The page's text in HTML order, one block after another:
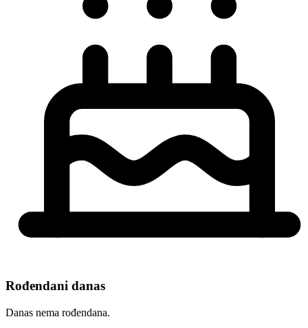
Rođendani danas
Danas nema rođendana.